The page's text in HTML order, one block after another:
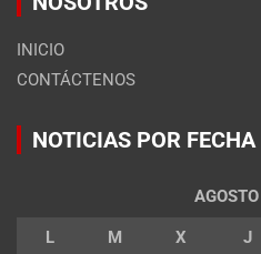
INICIO
CONTÁCTENOS
NOTICIAS POR FECHA
L M X J